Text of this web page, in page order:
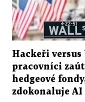
Hackeři
pracovníci
hedgeové
zdokonaluje AI